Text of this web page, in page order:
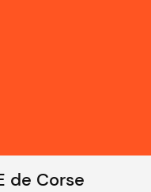
de Corse